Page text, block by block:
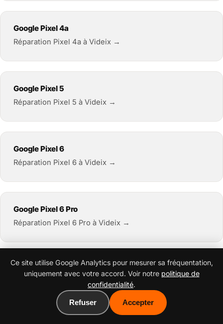
Google Pixel 4a
Réparation Pixel 4a à Videix →
Google Pixel 5
Réparation Pixel 5 à Videix →
Google Pixel 6
Réparation Pixel 6 à Videix →
Google Pixel 6 Pro
Réparation Pixel 6 Pro à Videix →
Google Pixel 6a
Réparation Pixel 6a à Videix →
Ce site utilise Google Analytics pour mesurer sa fréquentation,
uniquement avec votre accord. Voir notre politique de
confidentialité.
Refuser Accepter